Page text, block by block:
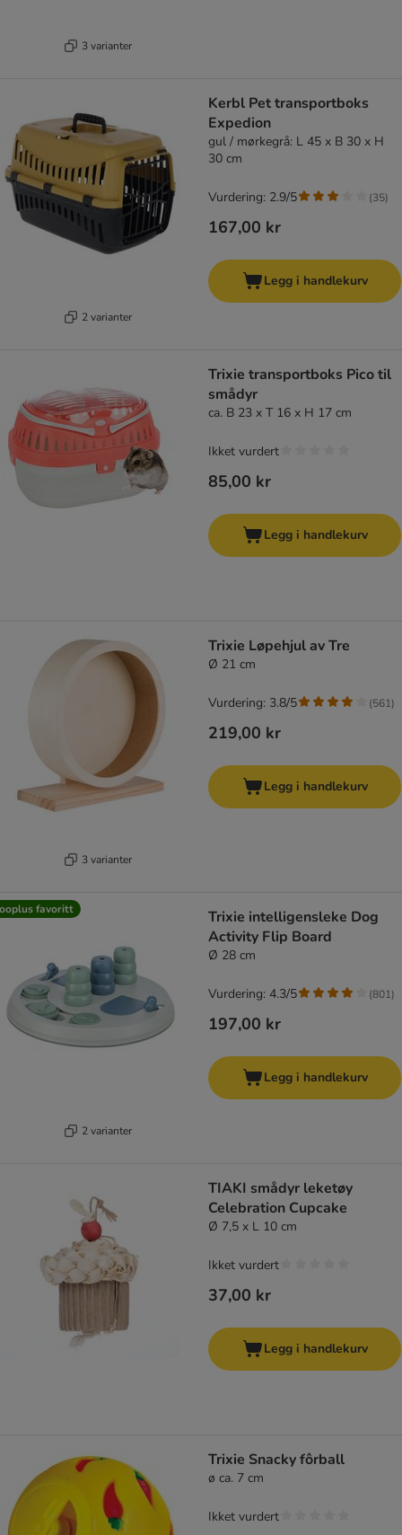
3 varianter
2 varianter
Kerbl Pet transportboks
Expedion
gul / mørkegrå: L 45 x B 30 x H
30 cm
167,00 kr
Vurdering: 2.9/5 (35)
Legg i handlekurv
Trixie transportboks Pico til
smådyr
ca. B 23 x T 16 x H 17 cm
85,00 kr
Ikket vurdert
Legg i handlekurv
3 varianter
Trixie Løpehjul av Tre
Ø 21 cm
219,00 kr
Vurdering: 3.8/5 (561)
Legg i handlekurv
favoritt
2 varianter
Trixie intelligensleke Dog
Activity Flip Board
Ø 28 cm
197,00 kr
Vurdering: 4.3/5 (801)
Legg i handlekurv
TIAKI smådyr leketøy
Celebration Cupcake
Ø 7,5 x L 10 cm
37,00 kr
Ikket vurdert
Legg i handlekurv
Trixie Snacky fôrball
ø ca. 7 cm
Ikket vurdert